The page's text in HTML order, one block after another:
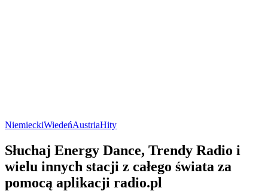
NiemieckiWiedeńAustriaHity
Słuchaj Energy Dance, Trendy Radio i
wielu innych stacji z całego świata za
pomocą aplikacji radio.pl